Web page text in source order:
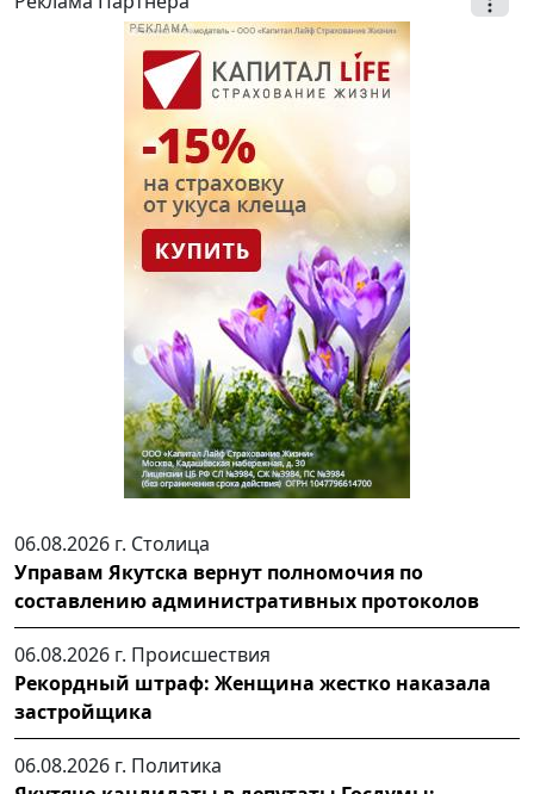
06.08.2026 г. Столица
Управам Якутска вернут полномочия по
составлению административных протоколов
06.08.2026 г. Происшествия
Рекордный штраф: Женщина жестко наказала
застройщика
06.08.2026 г. Политика